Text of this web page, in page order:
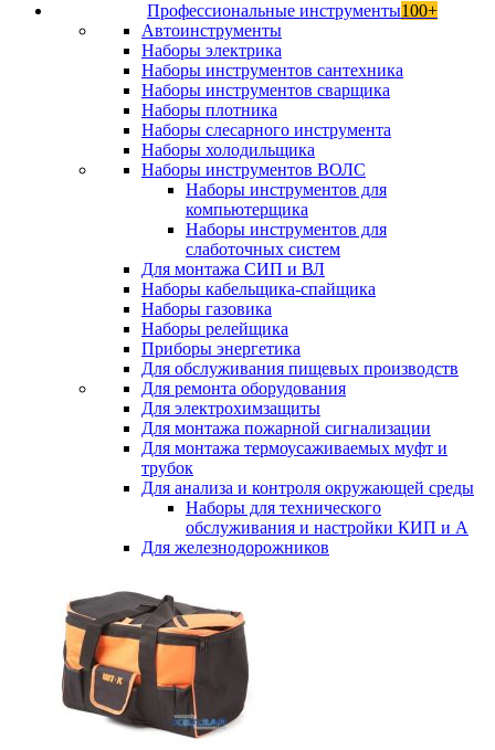
Профессиональные инструменты100+
Автоинструменты
Наборы электрика
Наборы инструментов сантехника
Наборы инструментов сварщика
Наборы плотника
Наборы слесарного инструмента
Наборы холодильщика
Наборы инструментов ВОЛС
Наборы инструментов для
компьютерщика
Наборы инструментов для
слаботочных систем
Для монтажа СИП и ВЛ
Наборы кабельщика-спайщика
Наборы газовика
Наборы релейщика
Приборы энергетика
Для обслуживания пищевых производств
Для ремонта оборудования
Для электрохимзащиты
Для монтажа пожарной сигнализации
Для монтажа термоусаживаемых муфт и
трубок
Для анализа и контроля окружающей среды
Наборы для технического
обслуживания и настройки КИП и А
Для железнодорожников